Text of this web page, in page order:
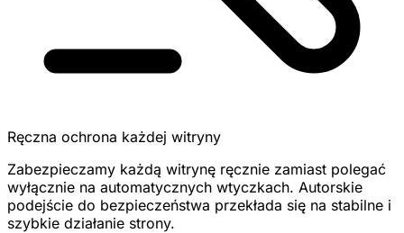
Ręczna ochrona każdej witryny
Zabezpieczamy każdą witrynę ręcznie zamiast polegać
wyłącznie na automatycznych wtyczkach. Autorskie
podejście do bezpieczeństwa przekłada się na stabilne i
szybkie działanie strony.